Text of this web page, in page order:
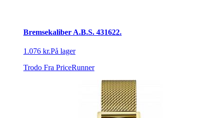
Bremsekaliber A.B.S. 431622.
1.076 kr.På lager
Trodo Fra PriceRunner